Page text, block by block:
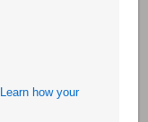
Learn how your